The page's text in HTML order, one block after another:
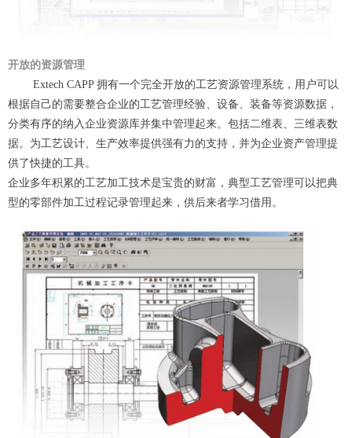
开放的资源管理
Extech CAPP 拥有一个完全开放的工艺资源管理系统，用户可以
根据自己的需要整合企业的工艺管理经验、设备、装备等资源数据，
分类有序的纳入企业资源库并集中管理起来。包括二维表、三维表数
据。为工艺设计、生产效率提供强有力的支持，并为企业资产管理提
供了快捷的工具。
企业多年积累的工艺加工技术是宝贵的财富，典型工艺管理可以把典
型的零部件加工过程记录管理起来，供后来者学习借用。